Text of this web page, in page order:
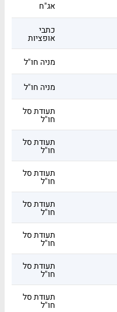
אג"ח
כתבי
אופציות
מניה חו"ל
מניה חו"ל
תעודת סל
חו"ל
תעודת סל
חו"ל
תעודת סל
חו"ל
תעודת סל
חו"ל
תעודת סל
חו"ל
תעודת סל
חו"ל
תעודת סל
חו"ל